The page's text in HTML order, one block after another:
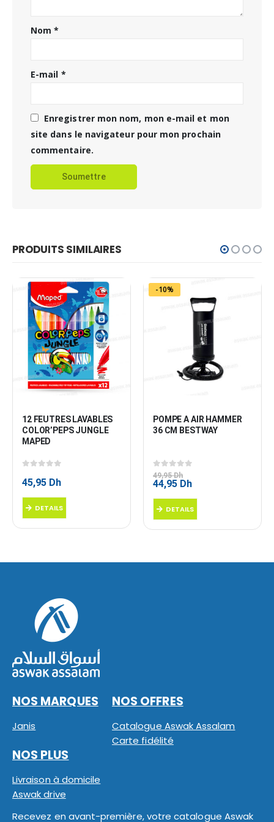
Nom*
E-mail *
Enregistrer mon nom, mon e-mail et mon
site dans le navigateur pour mon prochain
commentaire.
PRODUITS SIMILAIRES
12 FEUTRES LAVABLES
COLOR’PEPS JUNGLE
MAPED
45,95 Dh
DETAILS
-10%
POMPE A AIR HAMMER
36 CM BESTWAY
0sur 5
49,95Dh
Le
était :
49,95 Dh.
44,95 DhLe
est :
44,95 Dh.
DETAILS
NOS MARQUES
Janis
NOS OFFRES
Catalogue Aswak Assalam
Carte fidélité
NOS PLUS
Livraison à domicile
Aswak drive
Recevez en avant-première, votre catalogue Aswak